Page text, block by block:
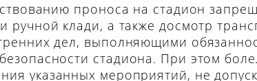
проноса на стадион
клади, а также досмотр
дел, выполняющими
стадиона. При этом
указанных мероприятий, не